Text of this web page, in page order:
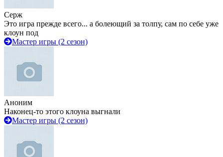
Серж
Это игра прежде всего... а болеющий за толпу, сам по себе уже
клоун под
Мастер игры (2 сезон)
Аноним
Наконец-то этого клоуна выгнали
Мастер игры (2 сезон)